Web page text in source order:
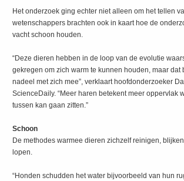
Het onderzoek ging echter niet alleen om het tellen
wetenschappers brachten ook in kaart hoe de
vacht schoon houden.
“Deze dieren hebben in de loop van de evolutie
gekregen om zich warm te kunnen houden, maar dat
nadeel met zich mee”, verklaart hoofdonderzoeker
ScienceDaily. “Meer haren betekent meer oppervlak
tussen kan gaan zitten.”
Schoon
De methodes warmee dieren zichzelf reinigen,
lopen.
“Honden schudden het water bijvoorbeeld van hun